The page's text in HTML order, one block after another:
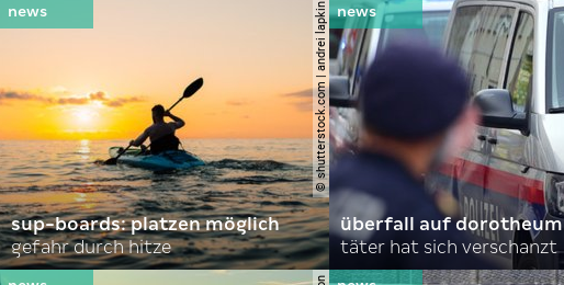
© shutterstock.com | andrei lapkin
sup-boards: platzen möglich
gefahr durch hitze
überfall auf dorotheum
täter hat sich verschanzt